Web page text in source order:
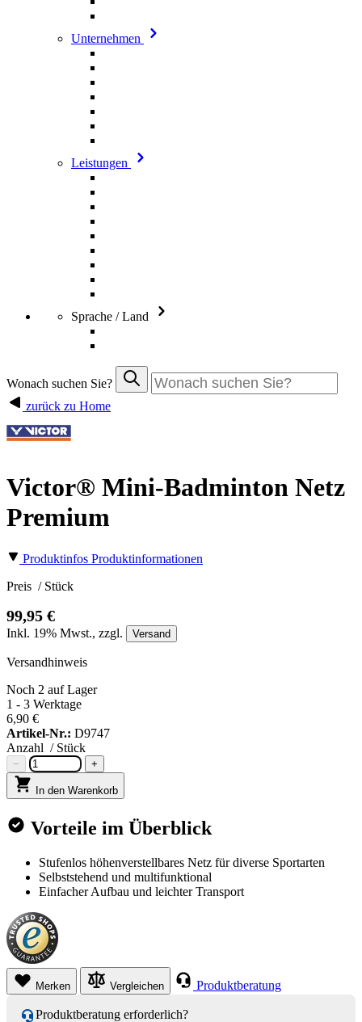
Unternehmen
Leistungen
Sprache / Land
Wonach suchen Sie?
zurück zu Home
Victor® Mini-Badminton Netz
Premium
Produktinfos Produktinformationen
Preis / Stück
99,95 €
Inkl. 19% Mwst., zzgl. Versand
Versandhinweis
Noch 2 auf Lager
1 - 3 Werktage
6,90 €
Artikel-Nr.: D9747
Anzahl / Stück
− +
In den Warenkorb
Vorteile im Überblick
Stufenlos höhenverstellbares Netz für diverse Sportarten
Selbststehend und multifunktional
Einfacher Aufbau und leichter Transport
Merken Vergleichen Produktberatung
Produktberatung erforderlich?